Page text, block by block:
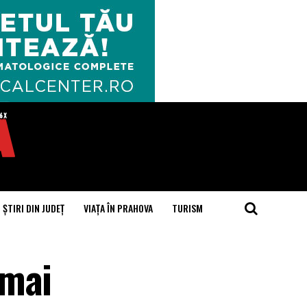
ȘTIRI DIN JUDEȚ VIAȚA ÎN PRAHOVA TURISM